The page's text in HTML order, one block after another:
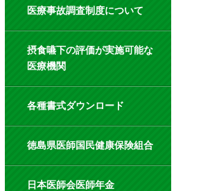
医療事故調査制度について
摂食嚥下の評価が実施可能な
医療機関
各種書式ダウンロード
徳島県医師国民健康保険組合
日本医師会医師年金